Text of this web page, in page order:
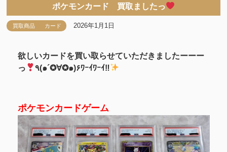
ポケモンカード 買取ましたっ
買取商品 カード 2026年1月1日
欲しいカードを買い取らせていただきましたーーー
っ
٩(๑´✪∀✪๑)۶ﾜｰｲﾜｰｲ‼
ポケモンカードゲーム